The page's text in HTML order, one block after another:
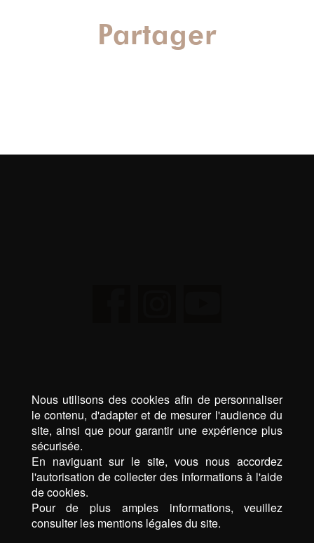
Partager
Nous utilisons des cookies afin de personnaliser
le contenu, d'adapter et de mesurer l'audience du
site, ainsi que pour garantir une expérience plus
sécurisée.
En naviguant sur le site, vous nous accordez
l'autorisation de collecter des informations à l'aide
de cookies.
Pour de plus amples informations, veuillez
consulter les mentions légales du site.